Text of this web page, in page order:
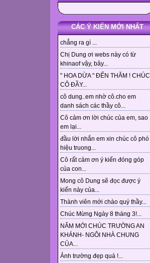
CÁC Ý KIẾN MỚI NHẤT
chẳng ra gì ...
Chị Dung ơi webs này có từ
khinaof vậy, bây...
" HOA DỪA " ĐẾN THĂM ! CHÚC
CÔ ĐẦY...
cô dung..em nhờ cô.cho em
danh sách các thầy cô...
Cô cảm ơn lời chúc của em, sao
em lại...
đầu lời nhắn em xin chúc cô phó
hiệu truong...
Cô rất cảm ơn ý kiến đóng góp
của con...
Mong cô Dung sẽ đọc được ý
kiến này của...
Thành viên mới chào quý thầy...
Chúc Mừng Ngày 8 tháng 3!...
NĂM MỚI CHÚC TRƯỜNG AN
KHÁNH- NGÔI NHÀ CHUNG
CỦA...
Ảnh trường đẹp quá !...